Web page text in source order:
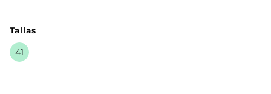
Tallas
41